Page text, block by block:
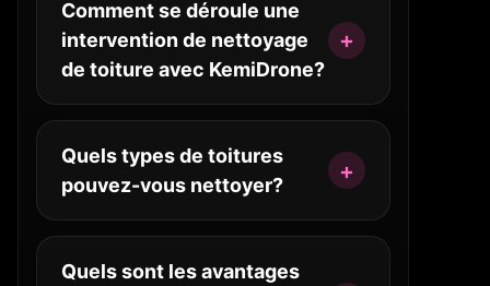
Comment se déroule une
intervention de nettoyage
de toiture avec KemiDrone?
Quels types de toitures
pouvez-vous nettoyer?
Quels sont les avantages